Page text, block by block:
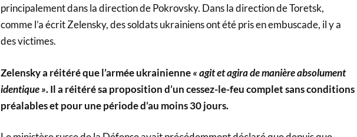
principalement dans la direction de Pokrovsky. Dans la direction de Toretsk,
comme l’a écrit Zelensky, des soldats ukrainiens ont été pris en embuscade, il y a
des victimes.
Zelensky a réitéré que l’armée ukrainienne« agit et agira de manière absolument
identique ». Il a réitéré sa proposition d’un cessez-le-feu complet sans conditions
préalables et pour une période d’au moins 30 jours.